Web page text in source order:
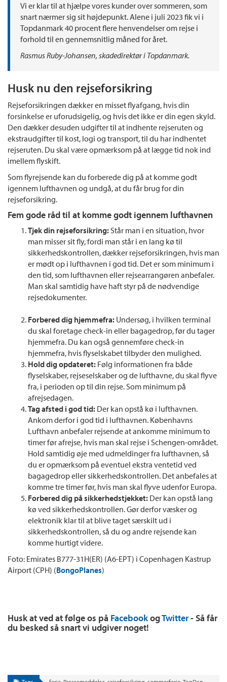
Vi er klar til at hjælpe vores kunder over sommeren, som
snart nærmer sig sit højdepunkt. Alene i juli 2023 fik vi i
Topdanmark 40 procent flere henvendelser om rejse i
forhold til en gennemsnitlig måned for året.
Rasmus Ruby-Johansen, skadedirektør i Topdanmark.
Husk nu den rejseforsikring
Rejseforsikringen dækker en misset flyafgang, hvis din
forsinkelse er uforudsigelig, og hvis det ikke er din egen skyld.
Den dækker desuden udgifter til at indhente rejseruten og
ekstraudgifter til kost, logi og transport, til du har indhentet
rejseruten. Du skal være opmærksom på at lægge tid nok ind
imellem flyskift.
Som flyrejsende kan du forberede dig på at komme godt
igennem lufthavnen og undgå, at du får brug for din
rejseforsikring.
Fem gode råd til at komme godt igennem lufthavnen
Tjek din rejseforsikring:Står man i en situation, hvor
man misser sit fly, fordi man står i en lang kø til
sikkerhedskontrollen, dækker rejseforsikringen, hvis man
er mødt op i lufthavnen i god tid. Det er som minimum i
den tid, som lufthavnen eller rejsearrangøren anbefaler.
Man skal samtidig have haft styr på de nødvendige
rejsedokumenter.
Forbered dig hjemmefra: Undersøg, i hvilken terminal
du skal foretage check-in eller bagagedrop, før du tager
hjemmefra. Du kan også gennemføre check-in
hjemmefra, hvis flyselskabet tilbyder den mulighed.
Hold dig opdateret: Følg informationen fra både
flyselskaber, rejseselskaber og de lufthavne, du skal flyve
fra, i perioden op til din rejse. Som minimum på
afrejsedagen.
Tag afsted i god tid: Der kan opstå kø i lufthavnen.
Ankom derfor i god tid i lufthavnen. Københavns
Lufthavn anbefaler rejsende at ankomme minimum to
timer før afrejse, hvis man skal rejse i Schengen-området.
Hold samtidig øje med udmeldinger fra lufthavnen, så
du er opmærksom på eventuel ekstra ventetid ved
bagagedrop eller sikkerhedskontrollen. Det anbefales at
komme tre timer før, hvis man skal flyve udenfor Europa.
Forbered dig på sikkerhedstjekket: Der kan opstå lang
kø ved sikkerhedskontrollen. Gør derfor væsker og
elektronik klar til at blive taget særskilt ud i
sikkerhedskontrollen, så du og andre rejsende kan
komme hurtigt videre.
Foto: Emirates B777-31H(ER) (A6-EPT) i Copenhagen Kastrup
Airport (CPH) (BongoPlanes)
Husk at ved at følge os på FacebookogTwitter- Så får
du besked så snart vi udgiver noget!